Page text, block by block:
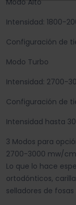
Modo Alto
Intensidad: 1800-
Configuración de
Modo Turbo
Intensidad: 2700-
Configuración de
Intensidad hasta
3 Modos para
2700-3000 mw/
Lo que lo hace
ortodónticos,
selladores de fosas